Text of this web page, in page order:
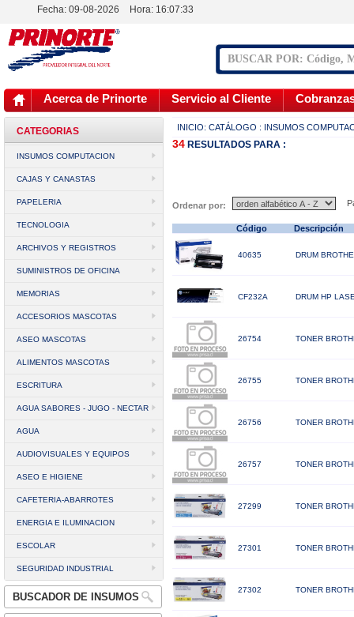
Fecha: 09-08-2026 Hora: 16:07:33
Acerca de Prinorte Servicio al Cliente
CATEGORIAS
INSUMOS COMPUTACION
CAJAS Y CANASTAS
PAPELERIA
TECNOLOGIA
ARCHIVOS Y REGISTROS
SUMINISTROS DE OFICINA
MEMORIAS
ACCESORIOS MASCOTAS
ASEO MASCOTAS
ALIMENTOS MASCOTAS
ESCRITURA
AGUA SABORES - JUGO - NECTAR
AGUA
AUDIOVISUALES Y EQUIPOS
ASEO E HIGIENE
CAFETERIA-ABARROTES
ENERGIA E ILUMINACION
ESCOLAR
SEGURIDAD INDUSTRIAL
BUSCADOR DE INSUMOS
INICIO: CATÁLOGO : INSUMOS
34 RESULTADOS PARA :
Ordenar por:
Código Descripción
40635 DRUM
CF232A DRUM HP
26754 TONER
26755 TONER
26756 TONER
26757 TONER
27299 TONER
27301 TONER
27302 TONER